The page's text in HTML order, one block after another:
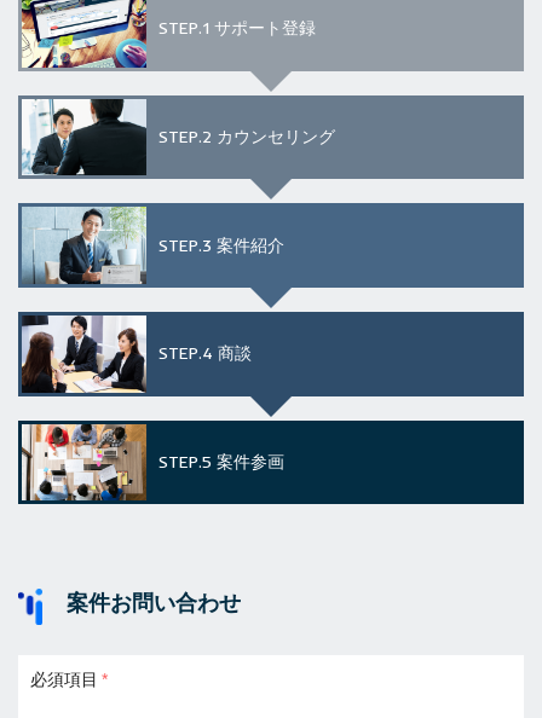
STEP.1 サポート登録
STEP.2 カウンセリング
STEP.3 案件紹介
STEP.4 商談
STEP.5 案件参画
案件お問い合わせ
必須項目